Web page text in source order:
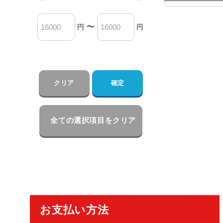
円 〜 円
クリア 確定
全ての選択項目をクリア
お支払い方法